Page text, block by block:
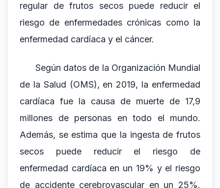
regular de frutos secos puede reducir el
riesgo de enfermedades crónicas como la
enfermedad cardíaca y el cáncer.
Según datos de la Organización Mundial
de la Salud (OMS), en 2019, la enfermedad
cardíaca fue la causa de muerte de 17,9
millones de personas en todo el mundo.
Además, se estima que la ingesta de frutos
secos puede reducir el riesgo de
enfermedad cardíaca en un 19% y el riesgo
de accidente cerebrovascular en un 25%.